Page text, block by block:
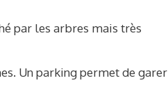
par les arbres mais très
Un parking permet de garer